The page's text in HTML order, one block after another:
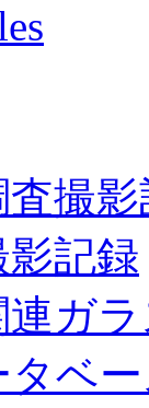
撮
記録
ガ
ベ